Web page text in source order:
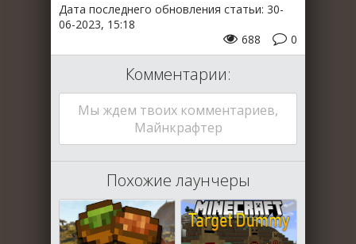
Дата последнего обновления статьи: 30-
06-2023, 15:18
0
688
Комментарии:
Мы ждем твоих комментариев,
Майнкрафтер
Похожие лаунчеры